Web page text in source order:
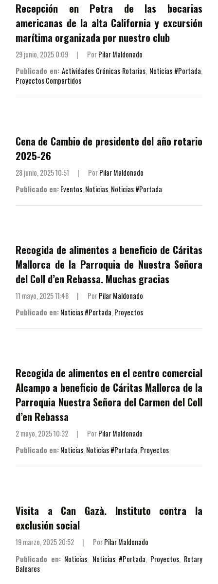
Recepción en Petra de las becarias
americanas de la alta California y excursión
marítima organizada por nuestro club
29 junio, 2025 0:09 | PorPilar Maldonado
Publicado en: Actividades Crónicas Rotarias, Noticias #Portada,
Proyectos Compartidos
Cena de Cambio de presidente del año rotario
2025-26
28 junio, 2025 10:51 | PorPilar Maldonado
Publicado en:Eventos, Noticias, Noticias #Portada
Recogida de alimentos a beneficio de Cáritas
Mallorca de la Parroquia de Nuestra Señora
del Coll d’en Rebassa. Muchas gracias
11 mayo, 2025 11:48 | PorPilar Maldonado
Publicado en:Noticias #Portada,Proyectos
Recogida de alimentos en el centro comercial
Alcampo a beneficio de Cáritas Mallorca de la
Parroquia Nuestra Señora del Carmen del Coll
d’en Rebassa
2 mayo, 2025 10:32 | PorPilar Maldonado
Publicado en:Noticias,Noticias #Portada,Proyectos
Visita a Can Gazà. Instituto contra la
exclusión social
19 marzo, 2025 20:52 | PorPilar Maldonado
Publicado en: Noticias, Noticias #Portada, Proyectos, Rotary
Baleares